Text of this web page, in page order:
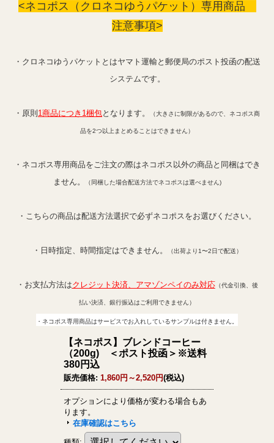
<ネコポス（クロネコゆうパケット）専用商品
注意事項>
・クロネコゆうパケットとはヤマト運輸と郵便局のポスト投函の配送
システムです。
・原則 1商品につき1梱包となります。 （大きさに制限があるので、ネコポス商
品を2つ以上まとめることはできません）
・ネコポス専用商品をご注文の際はネコポス以外の商品と同梱はでき
ません。
（同梱した場合配送方法でネコポスは選べません)
・こちらの商品は配送方法選択で必ずネコポスをお選びください。
・日時指定、時間指定はできません。 （出荷より1〜2日で配送）
・お支払方法はクレジット決済、アマゾンペイのみ対応（代金引換、後
払い決済、銀行振込はご利用できません）
・ネコポス専用商品はサービスでお入れしているサンプルは付きません。